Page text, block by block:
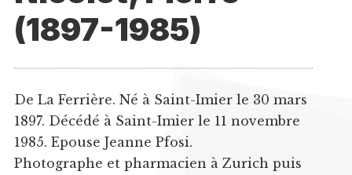
(1897-1985)
De La Ferrière. Né à Saint-Imier le 30 mars
1897. Décédé à Saint-Imier le 11 novembre
1985. Epouse Jeanne Pfosi.
Photographe et pharmacien à Zurich puis